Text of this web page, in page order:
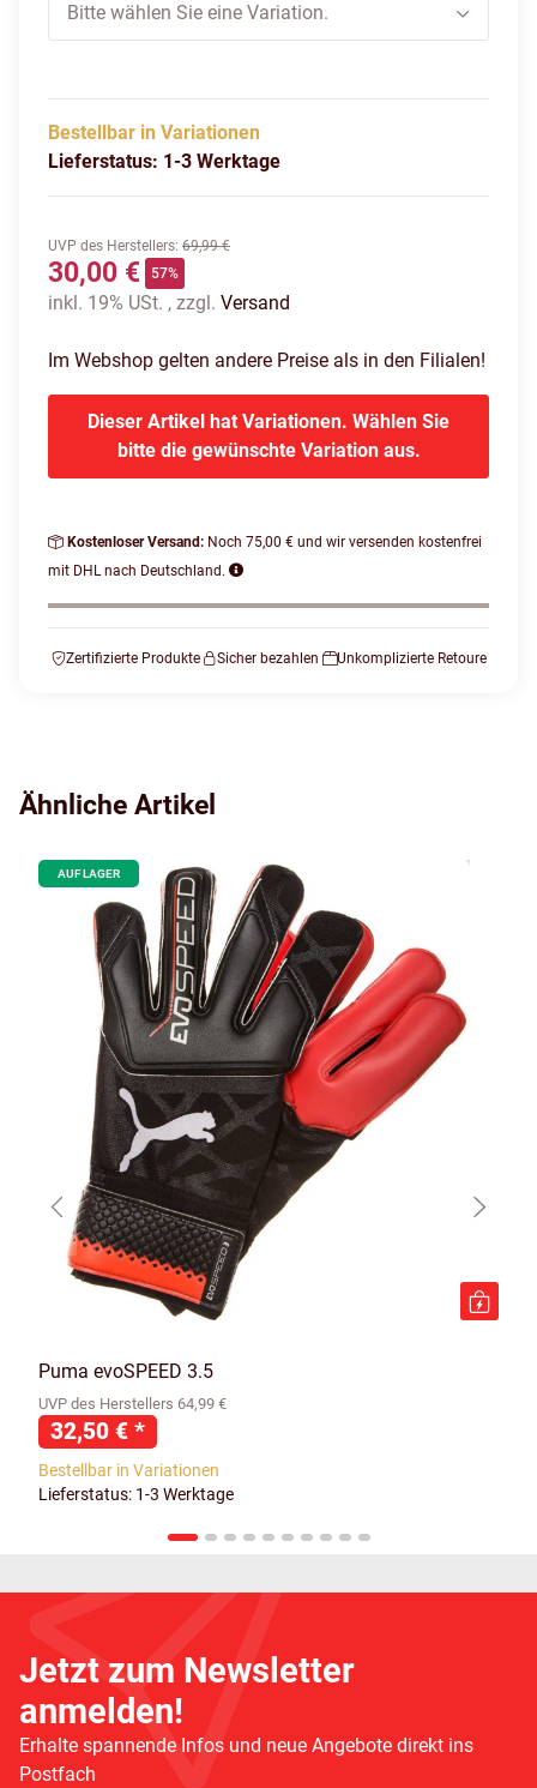
Bitte wählen Sie eine Variation.
Bestellbar in Variationen
Lieferstatus: 1-3 Werktage
UVP des Herstellers: 69,99 €
30,00 € 57%
inkl. 19% USt. , zzgl. Versand
Im Webshop gelten andere Preise als in den Filialen!
Dieser Artikel hat Variationen. Wählen Sie
bitte die gewünschte Variation aus.
Kostenloser Versand: Noch 75,00 € und wir versenden kostenfrei
mit DHL nach Deutschland.
Zertifizierte Produkte Sicher bezahlen Unkomplizierte Retoure
Ähnliche Artikel
AUF LAGER
Puma evoSPEED 3.5
UVP des Herstellers 64,99 €
32,50 € *
Bestellbar in Variationen
Lieferstatus: 1-3 Werktage
Jetzt zum Newsletter
anmelden!
Erhalte spannende Infos und neue Angebote direkt ins
Postfach